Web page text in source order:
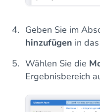
Geben Sie im
hinzufügen in
Wählen Sie die
Ergebnisbereich